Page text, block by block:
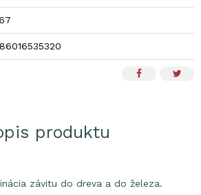
produktu
závitu do dreva a do železa.